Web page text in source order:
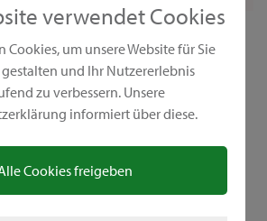
verwendet Cookies
Cookies, um unsere Website für Sie
und Ihr Nutzererlebnis
zu verbessern. Unsere
informiert über diese.
Cookies freigeben
personnelle de conseillère GONIS !
rendons le monde plus coloré",
nos produits créatifs uniques et leurs
d’application. Chez GONIS, vous
d'une source unique, et serez en outre
avant, et bien sûr après l'achat.